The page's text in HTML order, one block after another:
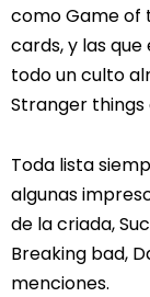
como Game of
cards, y las
todo un culto
Stranger
Toda lista
algunas
de la criada,
Breaking bad,
menciones.